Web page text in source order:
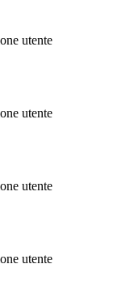
utente
utente
utente
utente